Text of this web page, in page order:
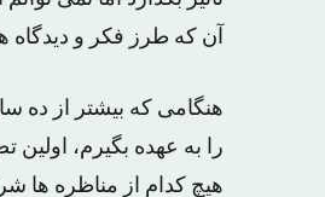
آن که طرز فکر و دیدگاه
هنگامی که بیشتر از ده
را به عهده بگیرم،
هیچ کدام از مناظره ها